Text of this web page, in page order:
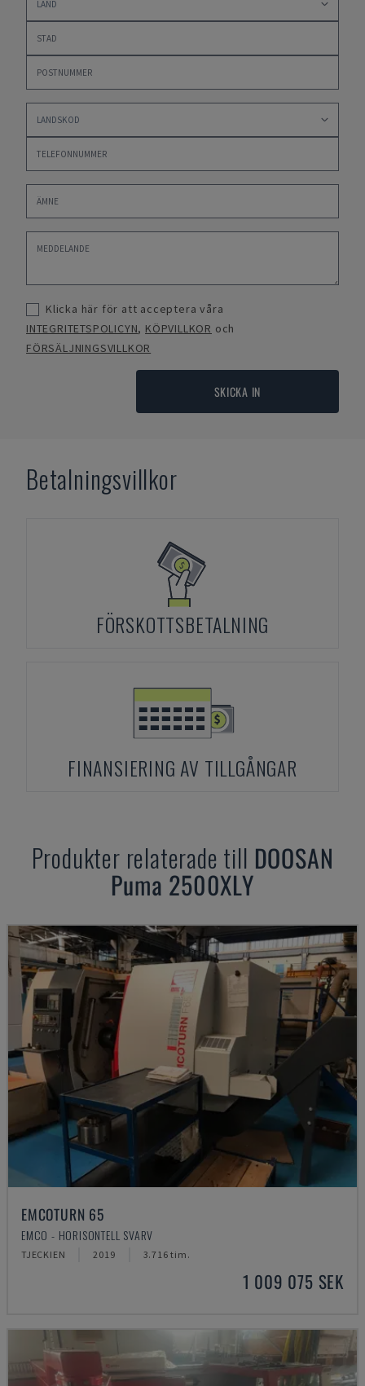
Klicka här för att acceptera våra
INTEGRITETSPOLICYN, KÖPVILLKOR och
FÖRSÄLJNINGSVILLKOR
SKICKA IN
Betalningsvillkor
FÖRSKOTTSBETALNING
FINANSIERING AV TILLGÅNGAR
Produkter relaterade till DOOSAN
Puma 2500XLY
EMCOTURN 65
EMCO - HORISONTELL SVARV
TJECKIEN 2019 3.716 tim.
1 009 075 SEK